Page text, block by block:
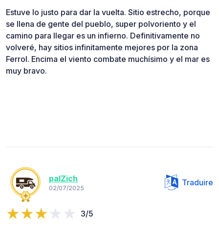
Estuve lo justo para dar la vuelta. Sitio estrecho, porque
se llena de gente del pueblo, super polvoriento y el
camino para llegar es un infierno. Definitivamente no
volveré, hay sitios infinitamente mejores por la zona
Ferrol. Encima el viento combate muchísimo y el mar es
muy bravo.
palZich
02/07/2025
Traduire
3/5